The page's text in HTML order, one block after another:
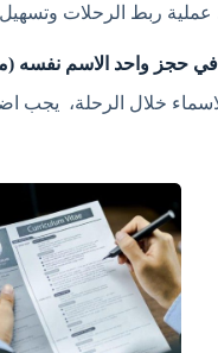
عملية ربط الرحلات
في حجز واحد الاسم نفسه
خلال الرحلة، يجب